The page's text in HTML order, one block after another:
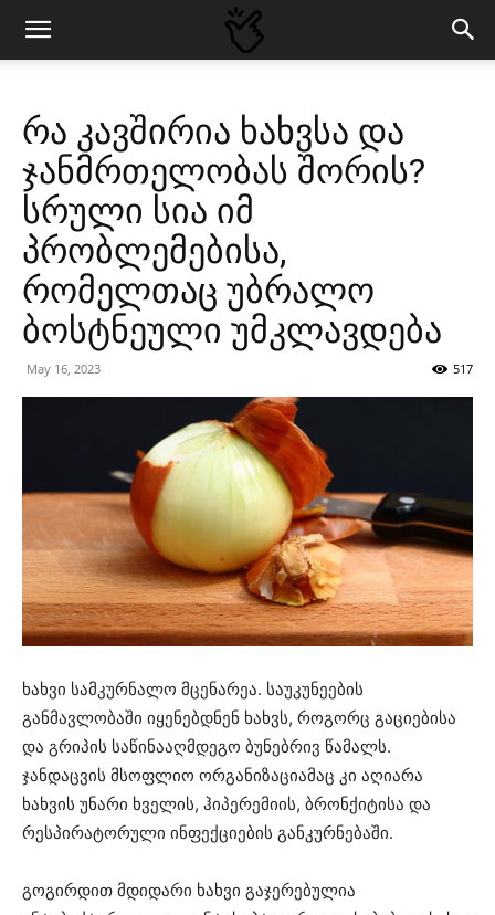
რა კავშირია ხახვსა და
ჯანმრთელობას შორის?
სრული სია იმ
პრობლემებისა,
რომელთაც უბრალო
ბოსტნეული უმკლავდება
May 16, 2023 517
ხახვი სამკურნალო მცენარეა. საუკუნეების
განმავლობაში იყენებდნენ ხახვს, როგორც გაციებისა
და გრიპის საწინააღმდეგო ბუნებრივ წამალს.
ჯანდაცვის მსოფლიო ორგანიზაციამაც კი აღიარა
ხახვის უნარი ხველის, ჰიპერემიის, ბრონქიტისა და
რესპირატორული ინფექციების განკურნებაში.
გოგირდით მდიდარი ხახვი გაჯერებულია